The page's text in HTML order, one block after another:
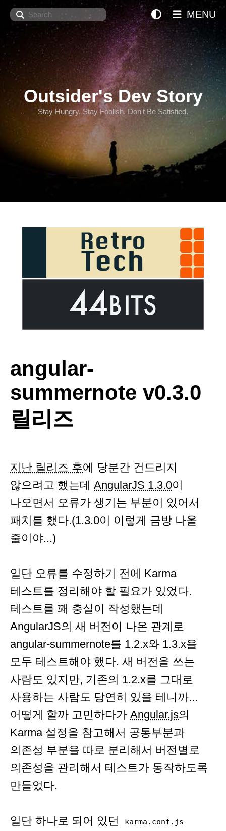
Search
Outsider's Dev Story
Stay Hungry. Stay Foolish. Don't Be Satisfied.
MENU
angular-
summernote v0.3.0
릴리즈
지난 릴리즈 후에 당분간 건드리지
않으려고 했는데 AngularJS 1.3.0이
나오면서 오류가 생기는 부분이 있어서
패치를 했다.(1.3.0이 이렇게 금방 나올
줄이야...)
일단 오류를 수정하기 전에 Karma
테스트를 정리해야 할 필요가 있었다.
테스트를 꽤 충실이 작성했는데
AngularJS의 새 버전이 나온 관계로
angular-summernote를 1.2.x와 1.3.x을
모두 테스트해야 했다. 새 버전을 쓰는
사람도 있지만, 기존의 1.2.x를 그대로
사용하는 사람도 당연히 있을 테니까...
어떻게 할까 고민하다가 Angular.js의
Karma 설정을 참고해서 공통부분과
의존성 부분을 따로 분리해서 버전별로
의존성을 관리해서 테스트가 동작하도록
만들었다.
일단 하나로 되어 있던 karma.conf.js